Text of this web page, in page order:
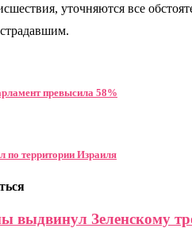
уточняются все
превысила 58%
по территории Израиля
Зеленскому